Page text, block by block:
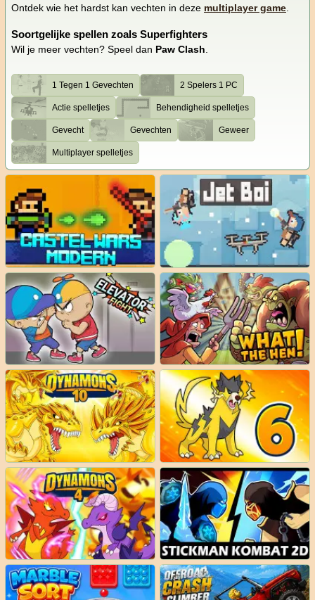
Ontdek wie het hardst kan vechten in deze multiplayer game.
Soortgelijke spellen zoals Superfighters
Wil je meer vechten? Speel dan Paw Clash.
1 Tegen 1 Gevechten 2 Spelers 1 PC
Actie spelletjes Behendigheid spelletjes
Gevecht Gevechten Geweer
Multiplayer spelletjes